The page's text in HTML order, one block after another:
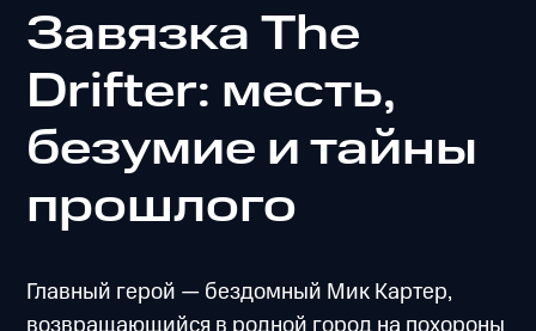
Завязка The
Drifter: месть,
безумие и тайны
прошлого
Главный герой — бездомный Мик Картер,